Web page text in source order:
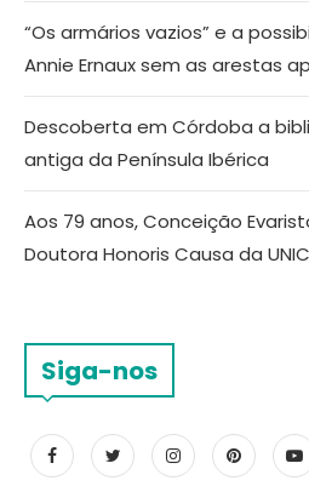
“Os armários vazios” e a
Annie Ernaux sem as arestas
Descoberta em Córdoba a
antiga da Península Ibérica
Aos 79 anos, Conceição
Doutora Honoris Causa da
Siga-nos